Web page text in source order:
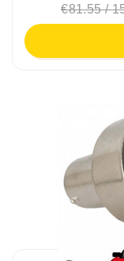
€81.55 /